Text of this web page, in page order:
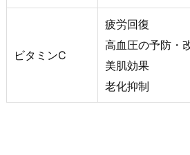
ビタミンC
疲労回復
高血圧の予防・
美肌効果
老化抑制